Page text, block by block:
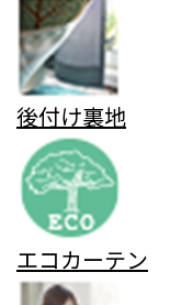
後付け裏地
エコカーテン